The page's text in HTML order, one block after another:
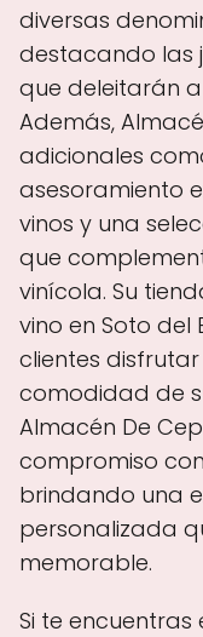
diversas
destacando las
que deleitarán
Además,
adicionales
asesoramiento
vinos y una
que
vinícola. Su
vino en Soto del
clientes
comodidad de
Almacén De
compromiso
brindando una
personalizada
memorable.
Si te encuentras